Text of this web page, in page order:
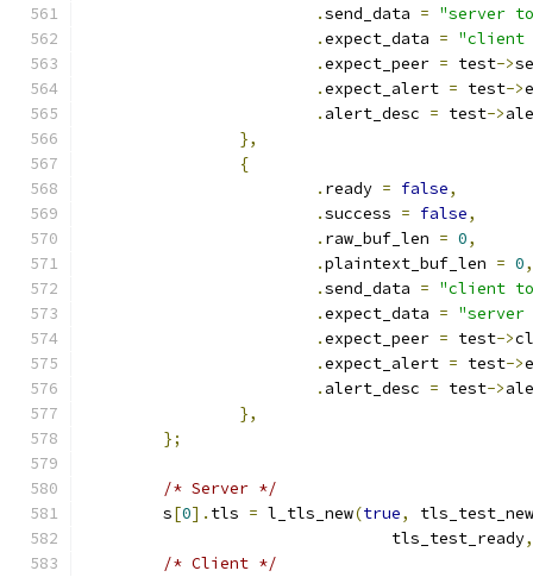
.send_data = "server
.expect_data = "client
.expect_peer = test->
.expect_alert = test->
. alert_desc = test->
},
{
. ready = false,
.success = false,
. raw_buf_len = 0,
.plaintext_buf_len = 0,
.send_data = "client
.expect_data =
.expect_peer = test->
.expect_alert = test->
. alert_desc = test->
},
};
/* Server */
	s
[0]. tls = l_tls_new(true,
				tls_test_ready
,
/* Client */